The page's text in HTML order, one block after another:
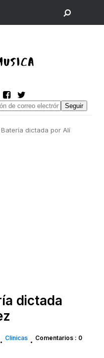
Seguir
dictada por Alí
dictada
• Clinicas • Comentarios : 0